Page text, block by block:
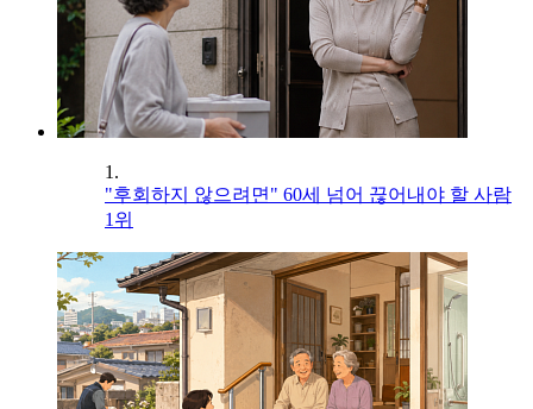
1.
"후회하지 않으려면" 60세 넘어 끊어내야 할 사람
1위